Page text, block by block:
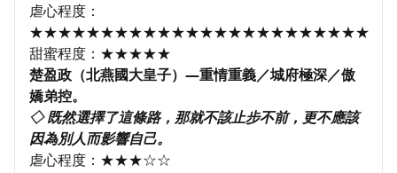
虐心程度：
★★★★★★★★★★★★★★★★★★★★★★★★
甜蜜程度：★★★★★
楚盈政（北燕國大皇子）—重情重義／城府極深／傲
嬌弟控。
◇ 既然選擇了這條路，那就不該止步不前，更不應該
因為別人而影響自己。
虐心程度：★★★☆☆